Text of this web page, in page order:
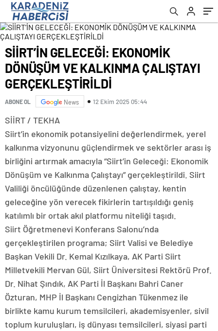
SİİRT’İN GELECEĞİ: EKONOMİK
DÖNÜŞÜM VE KALKINMA ÇALIŞTAYI
GERÇEKLEŞTİRİLDİ
ABONE OL News 12 Ekim 2025 05:44
SİİRT / TEKHA
Siirt’in ekonomik potansiyelini değerlendirmek, yerel
kalkınma vizyonunu güçlendirmek ve sektörler arası iş
birliğini artırmak amacıyla “Siirt’in Geleceği: Ekonomik
Dönüşüm ve Kalkınma Çalıştayı” gerçekleştirildi. Siirt
Valiliği öncülüğünde düzenlenen çalıştay, kentin
geleceğine yön verecek fikirlerin tartışıldığı geniş
katılımlı bir ortak akıl platformu niteliği taşıdı.
Siirt Öğretmenevi Konferans Salonu’nda
gerçekleştirilen programa; Siirt Valisi ve Belediye
Başkan Vekili Dr. Kemal Kızılkaya, AK Parti Siirt
Milletvekili Mervan Gül, Siirt Üniversitesi Rektörü Prof.
Dr. Nihat Şındık, AK Parti İl Başkanı Bahri Caner
Özturan, MHP İl Başkanı Cengizhan Tükenmez ile
birlikte kamu kurum temsilcileri, akademisyenler, sivil
toplum kuruluşları, iş dünyası temsilcileri, siyasi parti